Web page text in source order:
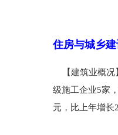
住房与城乡
【建筑业概况
级施工企业5家
元，比上年增